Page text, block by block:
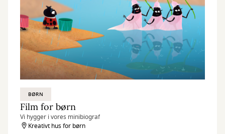
BØRN
Film for børn
Vi hygger i vores minibiograf
Kreativt hus for børn